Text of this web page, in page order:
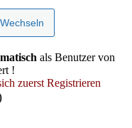
als Benutzer von
!
zuerst Registrieren